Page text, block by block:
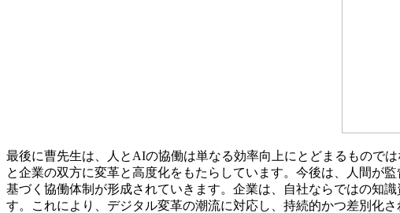
最後に曹先生は、人とAIの協働は単なる効率向上にとどまるもので
と企業の双方に変革と高度化をもたらしています。今後は、人間が
基づく協働体制が形成されていきます。企業は、自社ならではの知
す。これにより、デジタル変革の潮流に対応し、持続的かつ差別化